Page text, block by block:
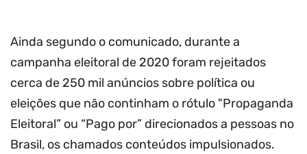
Ainda segundo o comunicado, durante a
campanha eleitoral de 2020 foram rejeitados
cerca de 250 mil anúncios sobre política ou
eleições que não continham o rótulo "Propaganda
Eleitoral” ou “Pago por” direcionados a pessoas no
Brasil, os chamados conteúdos impulsionados.